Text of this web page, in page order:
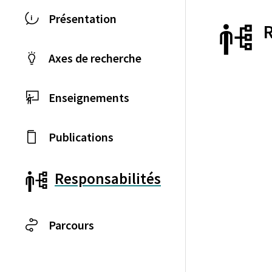
Présentation
Axes de recherche
Enseignements
Publications
Responsabilités
Parcours